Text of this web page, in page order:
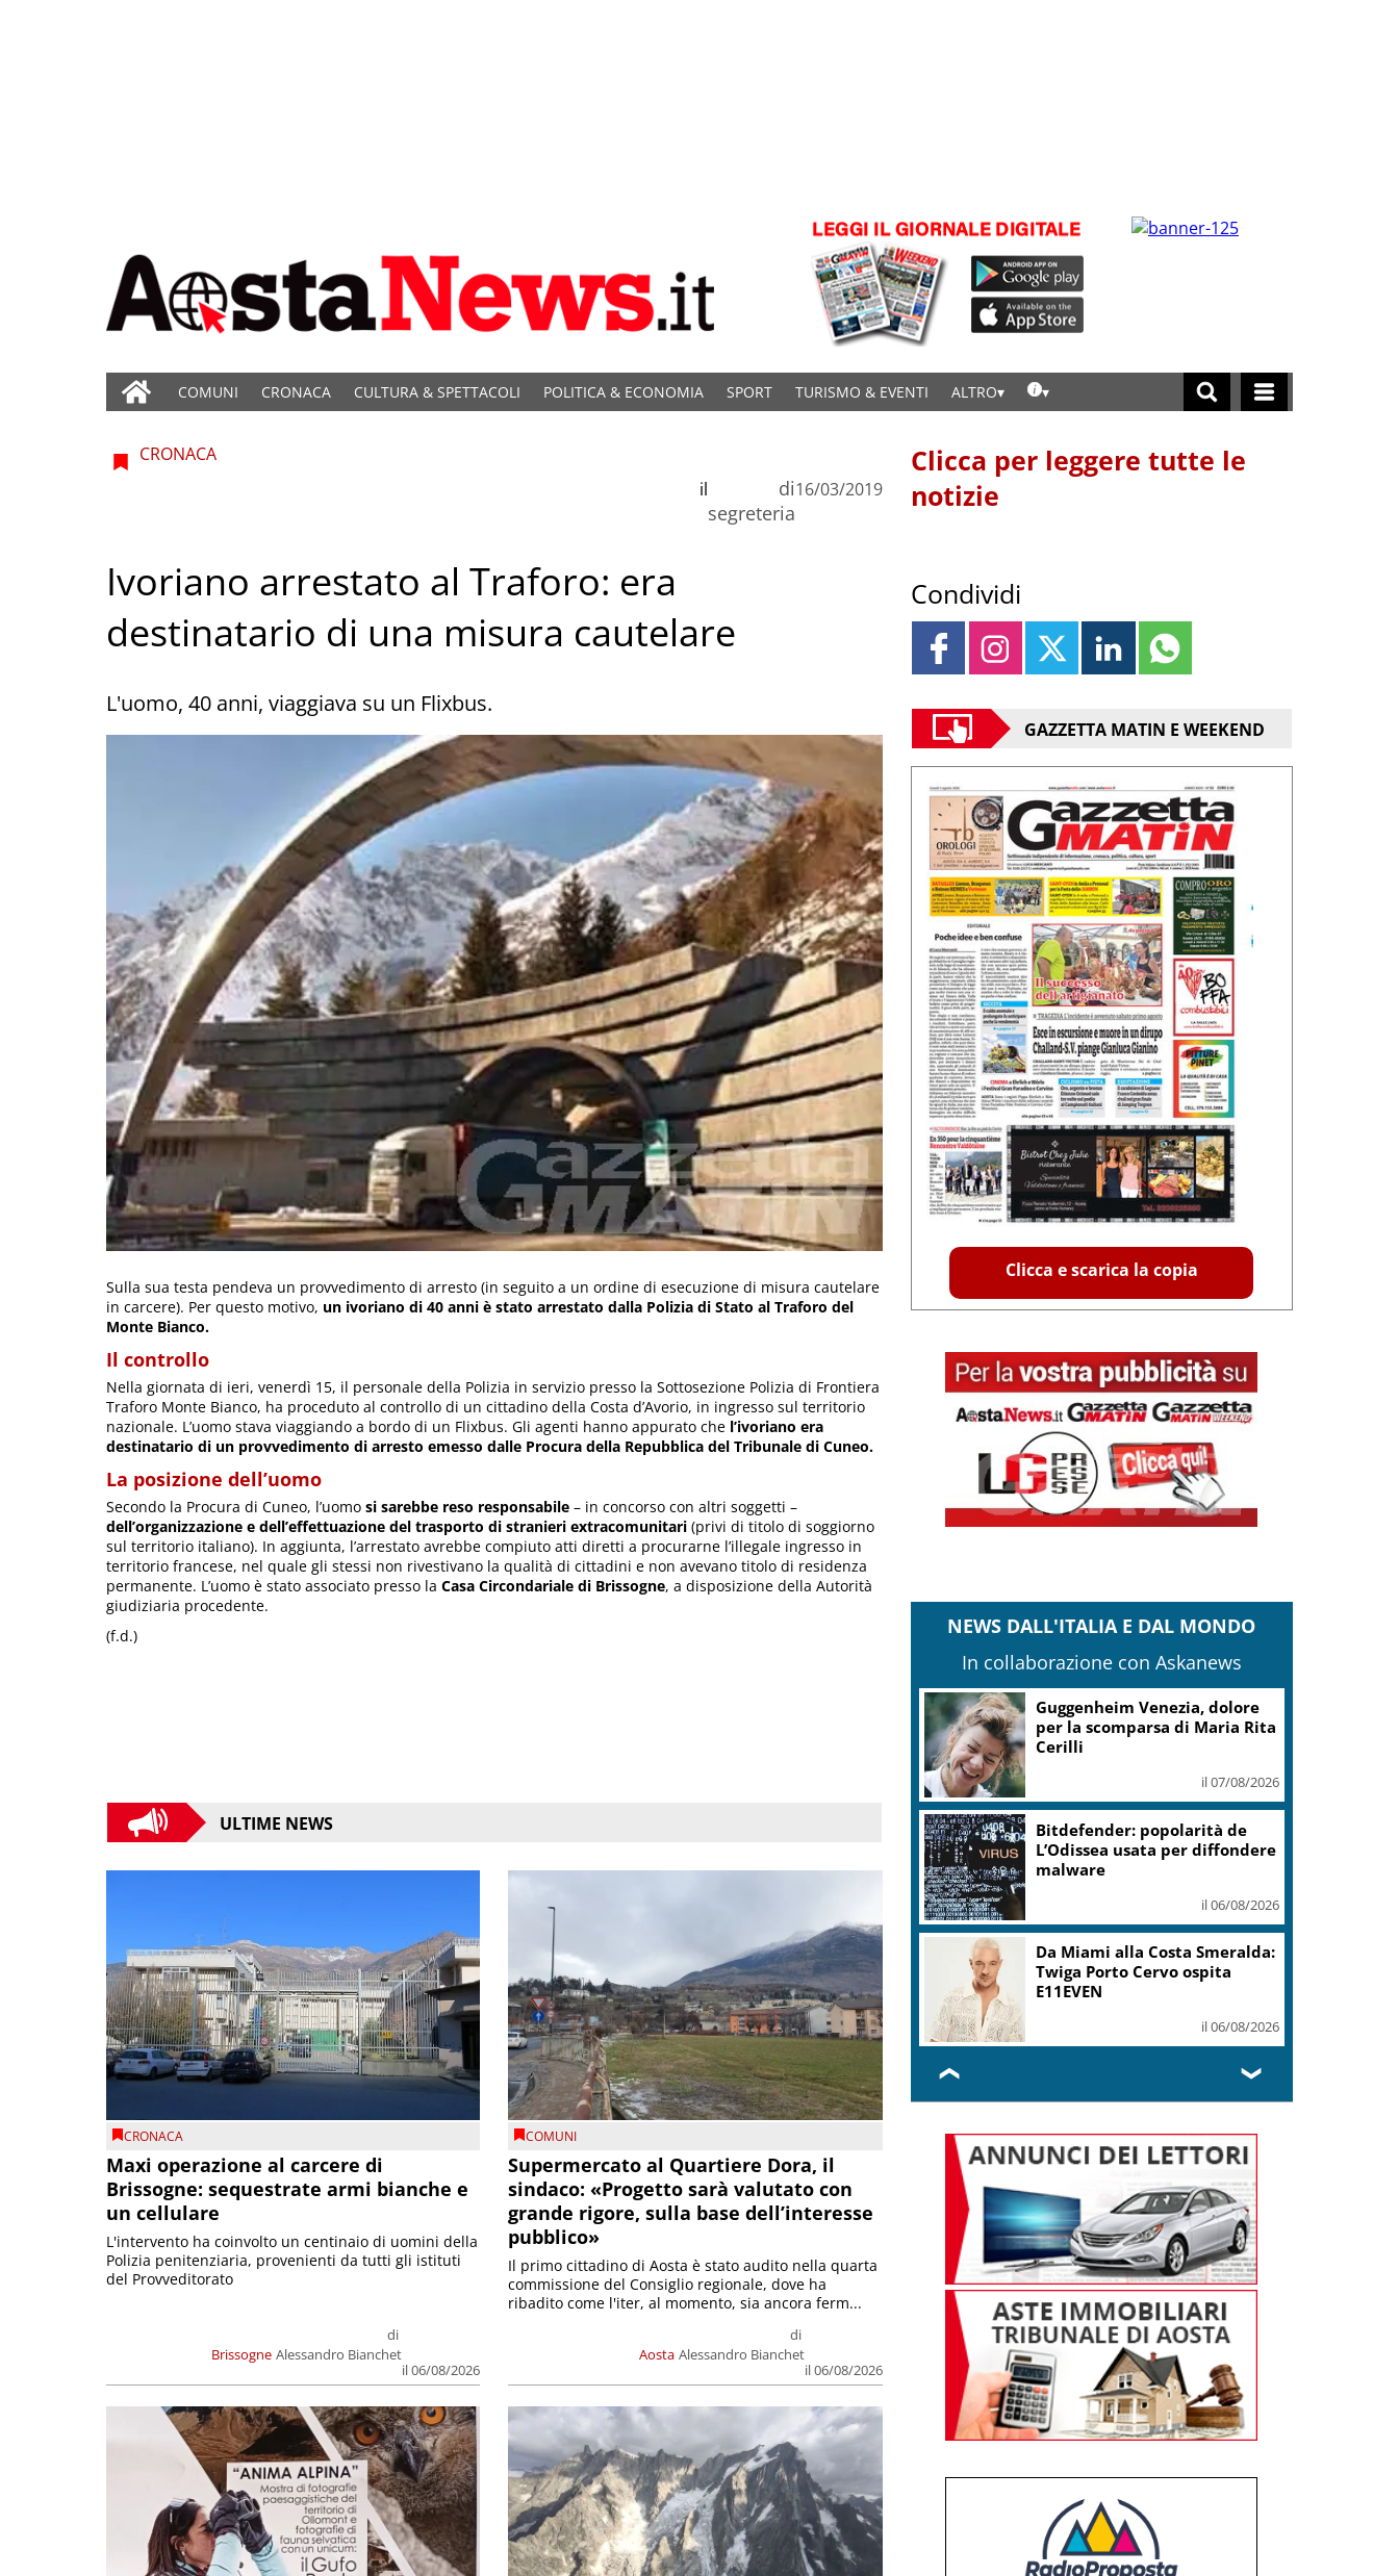
COMUNI CRONACA CULTURA & SPETTACOLI POLITICA & ECONOMIA SPORT TURISMO & EVENTI ALTRO
CRONACA
di
segreteria
il 16/03/2019
Ivoriano arrestato al Traforo: era
destinatario di una misura cautelare
L'uomo, 40 anni, viaggiava su un Flixbus.
Sulla sua testa pendeva un provvedimento di arresto (in seguito a un ordine di esecuzione di misura cautelare
in carcere). Per questo motivo, un ivoriano di 40 anni è stato arrestato dalla Polizia di Stato al Traforo del
Monte Bianco.
Il controllo
Nella giornata di ieri, venerdì 15, il personale della Polizia in servizio presso la Sottosezione Polizia di Frontiera
Traforo Monte Bianco, ha proceduto al controllo di un cittadino della Costa d’Avorio, in ingresso sul territorio
nazionale. L’uomo stava viaggiando a bordo di un Flixbus. Gli agenti hanno appurato che l’ivoriano era
destinatario di un provvedimento di arresto emesso dalle Procura della Repubblica del Tribunale di Cuneo.
La posizione dell’uomo
Secondo la Procura di Cuneo, l’uomo si sarebbe reso responsabile – in concorso con altri soggetti –
dell’organizzazione e dell’effettuazione del trasporto di stranieri extracomunitari (privi di titolo di soggiorno
sul territorio italiano). In aggiunta, l’arrestato avrebbe compiuto atti diretti a procurarne l’illegale ingresso in
territorio francese, nel quale gli stessi non rivestivano la qualità di cittadini e non avevano titolo di residenza
permanente. L’uomo è stato associato presso la Casa Circondariale di Brissogne, a disposizione della Autorità
giudiziaria procedente.
(f.d.)
ULTIME NEWS
CRONACA
Maxi operazione al carcere di
Brissogne: sequestrate armi bianche e
un cellulare
Brissogne
di
Alessandro Bianchet
il 06/08/2026
L'intervento ha coinvolto un centinaio di uomini della
Polizia penitenziaria, provenienti da tutti gli istituti
del Provveditorato
COMUNI
Supermercato al Quartiere Dora, il
sindaco: «Progetto sarà valutato con
grande rigore, sulla base dell’interesse
pubblico»
Aosta
di
Alessandro Bianchet
il 06/08/2026
Il primo cittadino di Aosta è stato audito nella quarta
commissione del Consiglio regionale, dove ha
ribadito come l'iter, al momento, sia ancora ferm...
Clicca per leggere tutte le
notizie
Condividi
GAZZETTA MATIN E WEEKEND
Clicca e scarica la copia
NEWS DALL'ITALIA E DAL MONDO
In collaborazione con Askanews
Covid, ‘Conte-day’ in
commissione: “non sono un
eroe ma un uomo corretto,
il 06/08/2026
Guccini, Meloni: l’ho amato e
mi ha formato, continuerò a
il 06/08/2026
Sogin: in 2025 utile balza oltre
2,5 mln, decommissioning al
il 06/08/2026